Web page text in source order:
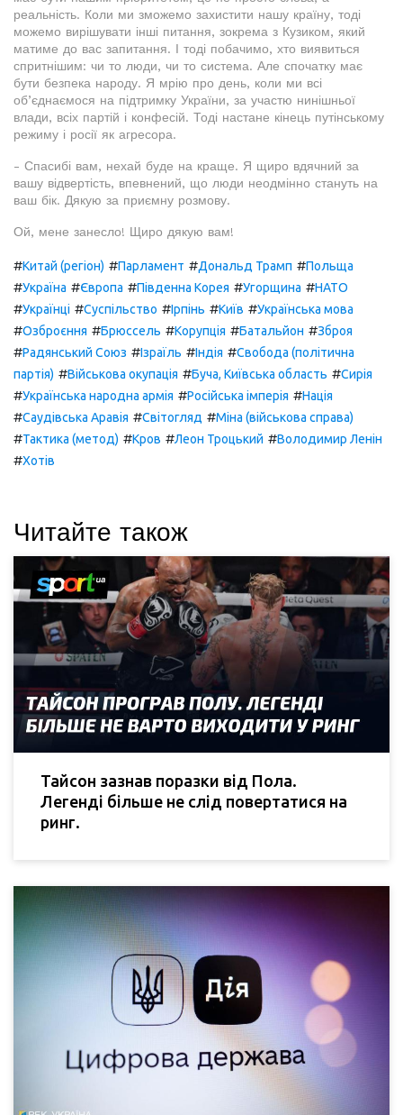
реальність. Коли ми зможемо захистити нашу країну, тоді
можемо вирішувати інші питання, зокрема з Кузиком, який
матиме до вас запитання. І тоді побачимо, хто виявиться
спритнішим: чи то люди, чи то система. Але спочатку має
бути безпека народу. Я мрію про день, коли ми всі
об’єднаємося на підтримку України, за участю нинішньої
влади, всіх партій і конфесій. Тоді настане кінець путінському
режиму і росії як агресора.
- Спасибі вам, нехай буде на краще. Я щиро вдячний за
вашу відвертість, впевнений, що люди неодмінно стануть на
ваш бік. Дякую за приємну розмову.
Ой, мене занесло! Щиро дякую вам!
#Китай (регіон) #Парламент #Дональд Трамп #Польща
#Україна #Європа #Південна Корея #Угорщина #НАТО
#Українці #Суспільство #Ірпінь #Київ #Українська мова
#Озброєння #Брюссель #Корупція #Батальйон #Зброя
#Радянський Союз #Ізраїль #Індія #Свобода (політична
партія) #Військова окупація #Буча, Київська область #Сирія
#Українська народна армія #Російська імперія #Нація
#Саудівська Аравія #Світогляд #Міна (військова справа)
#Тактика (метод) #Кров #Леон Троцький #Володимир Ленін
#Хотів
Читайте також
Тайсон зазнав поразки від Пола.
Легенді більше не слід повертатися на
ринг.